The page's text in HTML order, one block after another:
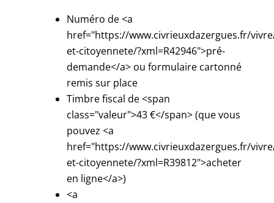
Numéro de <a
href="https://www.civrieuxdazergues.fr/
et-citoyennete/?xml=R42946">pré-
demande</a> ou formulaire cartonné
remis sur place
Timbre fiscal de <span
class="valeur">43 €</span> (que vous
pouvez <a
href="https://www.civrieuxdazergues.fr/
et-citoyennete/?xml=R39812">acheter
en ligne</a>)
<a